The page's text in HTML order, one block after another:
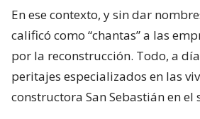
En ese contexto, y sin dar
calificó como “chantas” a las
por la reconstrucción. Todo, a
peritajes especializados en las
constructora San Sebastián en el